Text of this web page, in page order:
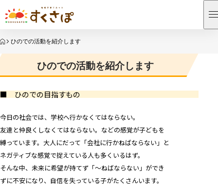
HOME
ひのでの活動を紹介します
ひのでの活動を紹介します
■ ひのでの目指すもの
今日の社会では、学校へ行かなくてはならない。
友達と仲良くしなくてはならない。などの感覚が子どもを
縛っています。大人にだって「会社に行かねばならない」と
ネガティブな感覚で捉えている人も多くいるはず。
そんな中、未来に希望が持てず「～ねばならない」ができ
ずに不安になり、自信を失っている子がたくさんいます。